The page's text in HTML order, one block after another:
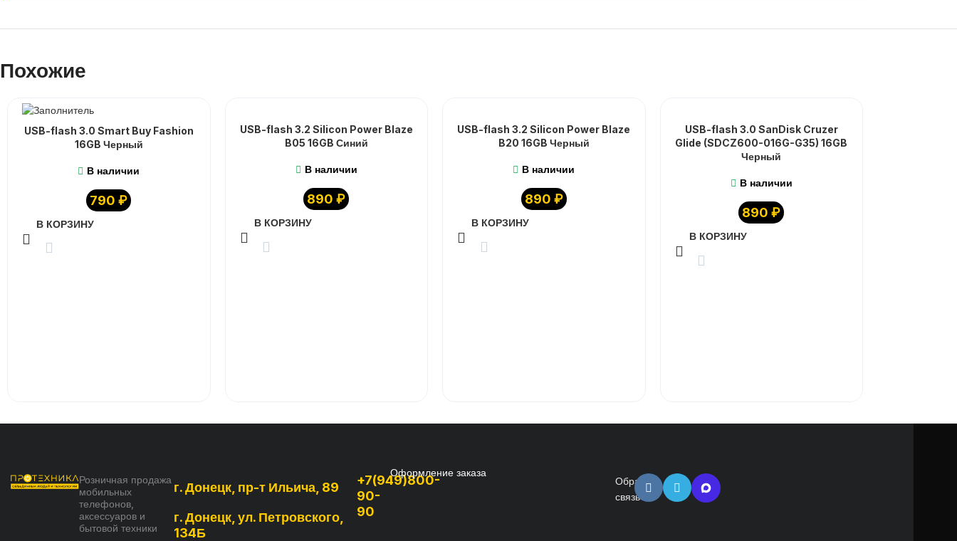
Похожие
USB-flash 3.0 Smart Buy Fashion
16GB Черный
В наличии
790₽
В КОРЗИНУ
USB-flash 3.2 Silicon Power Blaze
B05 16GB Синий
В наличии
890₽
В КОРЗИНУ
USB-flash 3.2 Silicon Power Blaze
B20 16GB Черный
В наличии
890 ₽
В КОРЗИНУ
USB-flash 3.0 SanDisk Cruzer
Glide (SDCZ600-016G-G35) 16GB
Черный
В наличии
890₽
В КОРЗИНУ
Розничная продажа
мобильных
телефонов,
аксессуаров и
бытовой техники
г. Донецк, пр-т Ильича, 89
г. Донецк, ул. Петровского,
134Б
+7(949)800-
90-
90
Оформление заказа
Обратная
связь